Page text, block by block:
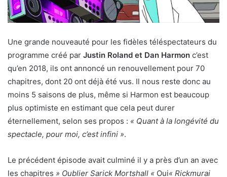
Une grande nouveauté pour les fidèles téléspectateurs du
programme créé par Justin Roland et Dan Harmon c’est
qu’en 2018, ils ont annoncé un renouvellement pour 70
chapitres, dont 20 ont déjà été vus. Il nous reste donc au
moins 5 saisons de plus, même si Harmon est beaucoup
plus optimiste en estimant que cela peut durer
éternellement, selon ses propos : « Quant à la longévité du
spectacle, pour moi, c’est infini ».
Le précédent épisode avait culminé il y a près d’un an avec
les chapitres » Oublier Sarick Mortshall « Oui« Rickmurai